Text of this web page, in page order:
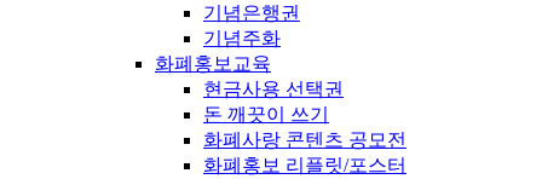
기념은행권
기념주화
화폐홍보교육
현금사용 선택권
돈 깨끗이 쓰기
화폐사랑 콘텐츠 공모전
화폐홍보 리플릿/포스터